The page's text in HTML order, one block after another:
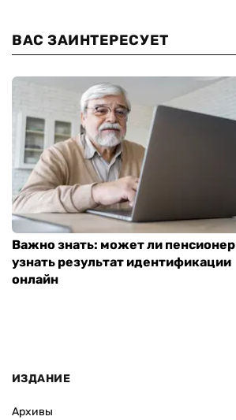
ВАС ЗАИНТЕРЕСУЕТ
Важно знать: может ли пенсионер
узнать результат идентификации
онлайн
ИЗДАНИЕ
Архивы